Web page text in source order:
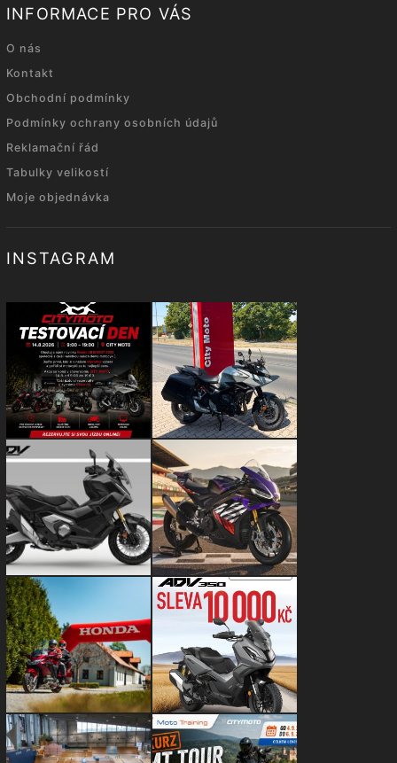
INFORMACE PRO VÁS
O nás
Kontakt
Obchodní podmínky
Podmínky ochrany osobních údajů
Reklamační řád
Tabulky velikostí
Moje objednávka
INSTAGRAM